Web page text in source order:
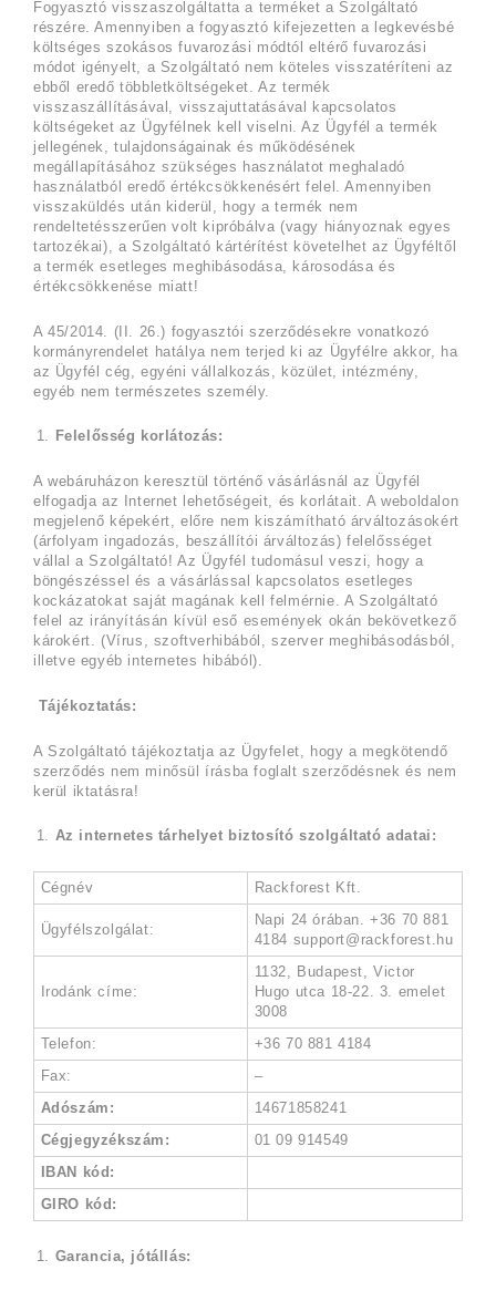
Fogyasztó visszaszolgáltatta a terméket a Szolgáltató
részére. Amennyiben a fogyasztó kifejezetten a legkevésbé
költséges szokásos fuvarozási módtól eltérő fuvarozási
módot igényelt, a Szolgáltató nem köteles visszatéríteni az
ebből eredő többletköltségeket. Az termék
visszaszállításával, visszajuttatásával kapcsolatos
költségeket az Ügyfélnek kell viselni. Az Ügyfél a termék
jellegének, tulajdonságainak és működésének
megállapításához szükséges használatot meghaladó
használatból eredő értékcsökkenésért felel. Amennyiben
visszaküldés után kiderül, hogy a termék nem
rendeltetésszerűen volt kipróbálva (vagy hiányoznak egyes
tartozékai), a Szolgáltató kártérítést követelhet az Ügyféltől
a termék esetleges meghibásodása, károsodása és
értékcsökkenése miatt!
A 45/2014. (II. 26.) fogyasztói szerződésekre vonatkozó
kormányrendelet hatálya nem terjed ki az Ügyfélre akkor, ha
az Ügyfél cég, egyéni vállalkozás, közület, intézmény,
egyéb nem természetes személy.
Felelősség korlátozás:
A webáruházon keresztül történő vásárlásnál az Ügyfél
elfogadja az Internet lehetőségeit, és korlátait. A weboldalon
megjelenő képekért, előre nem kiszámítható árváltozásokért
(árfolyam ingadozás, beszállítói árváltozás) felelősséget
vállal a Szolgáltató! Az Ügyfél tudomásul veszi, hogy a
böngészéssel és a vásárlással kapcsolatos esetleges
kockázatokat saját magának kell felmérnie. A Szolgáltató
felel az irányításán kívül eső események okán bekövetkező
károkért. (Vírus, szoftverhibából, szerver meghibásodásból,
illetve egyéb internetes hibából).
Tájékoztatás:
A Szolgáltató tájékoztatja az Ügyfelet, hogy a megkötendő
szerződés nem minősül írásba foglalt szerződésnek és nem
kerül iktatásra!
Az internetes tárhelyet biztosító szolgáltató adatai:
Cégnév Rackforest Kft.
Ügyfélszolgálat:
Napi 24 órában.+36 70 881
4184 support@rackforest.hu
Irodánk címe:
1132, Budapest, Victor
Hugo utca 18-22. 3. emelet
3008
Telefon:
+36 70 881 4184
Fax:
–
Adószám:
14671858241
Cégjegyzékszám:
01 09 914549
IBAN kód:
GIRO kód:
Garancia, jótállás: